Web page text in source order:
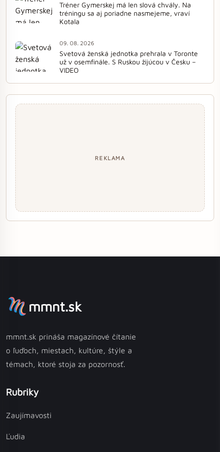
Tréner Gymerskej má len slová chvály. Na
tréningu sa aj poriadne nasmejeme, vraví
Kotala
09. 08. 2026
Svetová ženská jednotka prehrala v Toronte
už v osemfinále. S Ruskou žijúcou v Česku –
VIDEO
REKLAMA
mmnt.sk
mmnt.sk prináša magazínové čítanie
o ľuďoch, miestach, kultúre, štýle a
témach, ktoré stoja za pozornosť.
Rubriky
Zaujímavosti
Ľudia